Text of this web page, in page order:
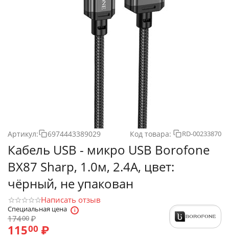
Артикул: 6974443389029 Код товара: RD-00233870
Кабель USB - микро USB Borofone
BX87 Sharp, 1.0м, 2.4A, цвет:
чёрный, не упакован
Написать отзыв
Специальная цена
17400₽
11500 ₽